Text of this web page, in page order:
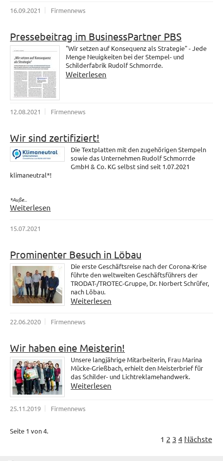
16.09.2021 Firmennews
Pressebeitrag im BusinessPartner PBS
"Wir setzen auf Konsequenz als Strategie" - Jede
Menge Neuigkeiten bei der Stempel- und
Schilderfabrik Rudolf Schmorrde.
Weiterlesen
12.08.2021 Firmennews
Wir sind zertifiziert!
Die Textplatten mit den zugehörigen Stempeln
sowie das Unternehmen Rudolf Schmorrde
GmbH & Co. KG selbst sind seit 1.07.2021
klimaneutral*!
*Auße...
Weiterlesen
15.07.2021
Prominenter Besuch in Löbau
Die erste Geschäftsreise nach der Corona-Krise
führte den weltweiten Geschäftsführers der
TRODAT-/TROTEC-Gruppe, Dr. Norbert Schrüfer,
nach Löbau.
Weiterlesen
22.06.2020 Firmennews
Wir haben eine Meisterin!
Unsere langjährige Mitarbeiterin, Frau Marina
Mücke-Grießbach, erhielt den Meisterbrief für
das Schilder- und Lichtreklamehandwerk.
Weiterlesen
25.11.2019 Firmennews
Seite 1 von 4.
1 2 3 4 Nächste